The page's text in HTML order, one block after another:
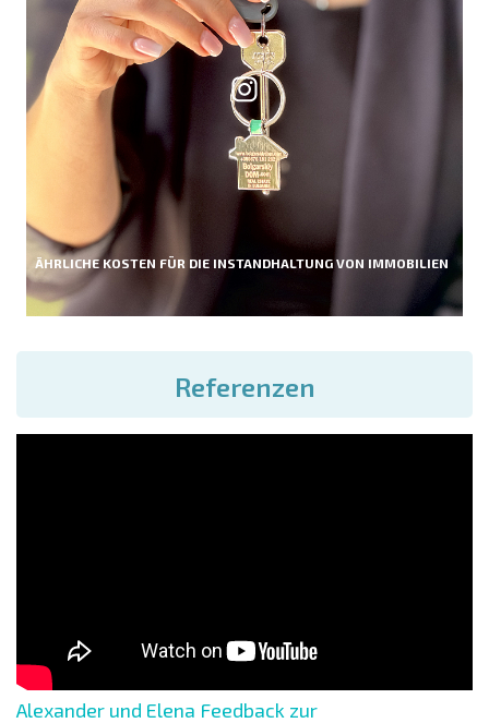
ÄHRLICHE KOSTEN FÜR DIE INSTANDHALTUNG VON IMMOBILIEN
Referenzen
Alexander und Elena Feedback zur